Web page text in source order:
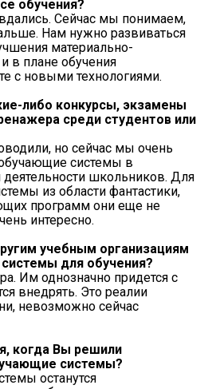
обучения?
Сейчас мы понимаем,
Нам нужно развиваться
материально-
в плане обучения
с новыми технологиями.
либо конкурсы, экзамены
среди студентов или
но сейчас мы очень
системы в
школьников. Для
из области фантастики,
программ они еще не
интересно.
учебным организациям
для обучения?
Им однозначно придется с
внедрять. Это реалии
невозможно сейчас
когда Вы решили
системы?
останутся